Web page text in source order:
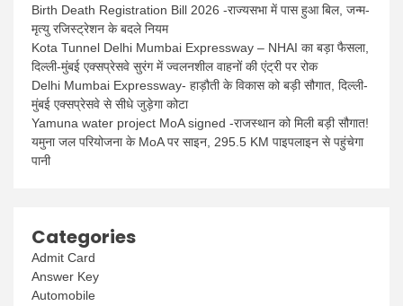
Birth Death Registration Bill 2026 -राज्यसभा में पास हुआ बिल, जन्म-
मृत्यु रजिस्ट्रेशन के बदले नियम
Kota Tunnel Delhi Mumbai Expressway – NHAI का बड़ा फैसला,
दिल्ली-मुंबई एक्सप्रेसवे सुरंग में ज्वलनशील वाहनों की एंट्री पर रोक
Delhi Mumbai Expressway- हाड़ौती के विकास को बड़ी सौगात, दिल्ली-
मुंबई एक्सप्रेसवे से सीधे जुड़ेगा कोटा
Yamuna water project MoA signed -राजस्थान को मिली बड़ी सौगात!
यमुना जल परियोजना के MoA पर साइन, 295.5 KM पाइपलाइन से पहुंचेगा
पानी
Categories
Admit Card
Answer Key
Automobile